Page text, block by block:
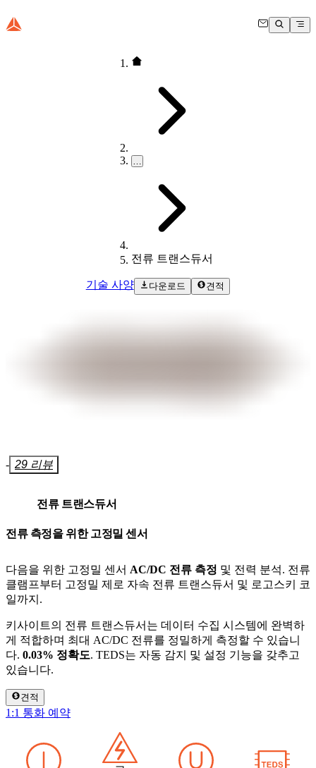
…
전류 트랜스듀서
기술 사양 다운로드 견적
- 29 리뷰
전류 트랜스듀서
전류 측정을 위한 고정밀 센서
다음을 위한 고정밀 센서 AC/DC 전류 측정 및 전력 분석. 전류
클램프부터 고정밀 제로 자속 전류 트랜스듀서 및 로고스키 코
일까지.
키사이트의 전류 트랜스듀서는 데이터 수집 시스템에 완벽하
게 적합하며 최대 AC/DC 전류를 정밀하게 측정할 수 있습니
다. 0.03% 정확도. TEDS는 자동 감지 및 설정 기능을 갖추고
있습니다.
견적
1:1 통화 예약